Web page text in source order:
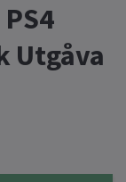
Utgåva